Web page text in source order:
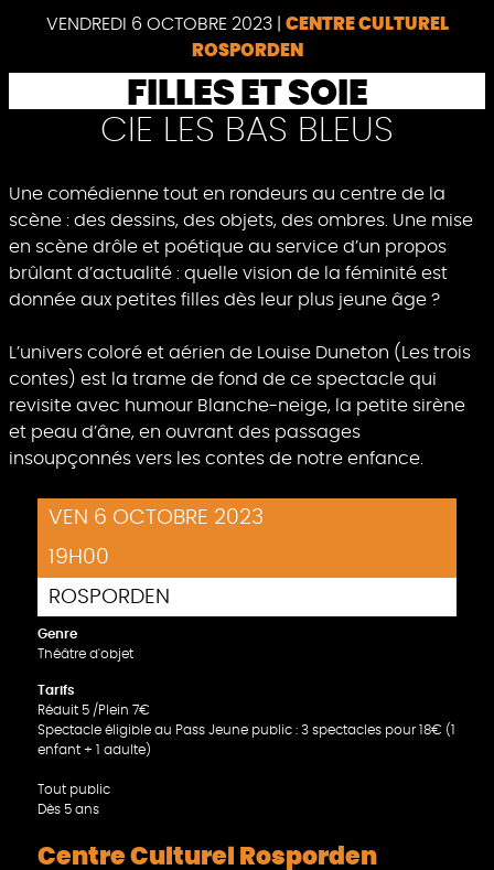
VENDREDI 6 OCTOBRE 2023
CENTRE CULTUREL
ROSPORDEN
FILLES ET SOIE
CIE LES BAS BLEUS
Une comédienne tout en rondeurs au centre de la
scène : des dessins, des objets, des ombres. Une mise
en scène drôle et poétique au service d’un propos
brûlant d’actualité : quelle vision de la féminité est
donnée aux petites filles dès leur plus jeune âge ?
L’univers coloré et aérien de Louise Duneton (Les trois
contes) est la trame de fond de ce spectacle qui
revisite avec humour Blanche-neige, la petite sirène
et peau d’âne, en ouvrant des passages
insoupçonnés vers les contes de notre enfance.
VEN 6 OCTOBRE 2023
19H00
ROSPORDEN
Genre
Théâtre d'objet
Tarifs
Réduit 5 /Plein 7€
Spectacle éligible au Pass Jeune public : 3 spectacles pour 18€ (1
enfant + 1 adulte)
Tout public
Dès 5 ans
Centre Culturel Rosporden